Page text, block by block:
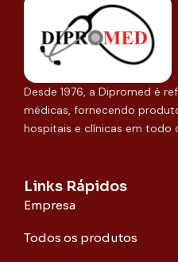
Desde 1976, a Dipromed é
médicas, fornecendo
hospitais e clínicas em todo
Links Rápidos
Empresa
Todos os produtos